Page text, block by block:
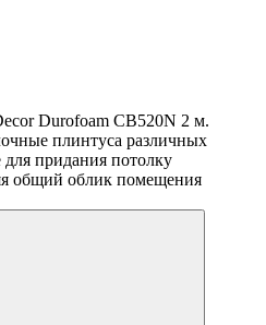
Durofoam CB520N 2 м.
плинтуса различных
придания потолку
общий облик помещения